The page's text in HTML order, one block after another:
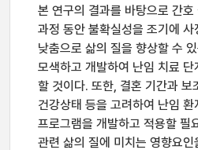
본 연구의 결과를 바탕으로 간
과정 동안 불확실성을 조기에 사
낮춤으로 삶의 질을 향상할 수
모색하고 개발하여 난임 치료
할 것이다. 또한, 결혼 기간과 보
건강상태 등을 고려하여 난임
프로그램을 개발하고 적용할 필
관련 삶의 질에 미치는 영향요